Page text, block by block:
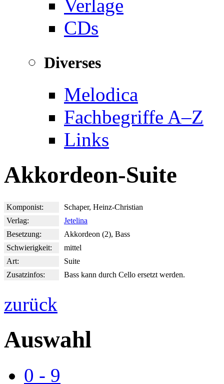
Verlage
CDs
Diverses
Melodica
Fachbegriffe A–Z
Links
Akkordeon-Suite
Komponist:
Schaper, Heinz-Christian
Verlag:
Jetelina
Besetzung:
Akkordeon (2), Bass
Schwierigkeit:
mittel
Art:
Suite
Zusatzinfos:
Bass kann durch Cello ersetzt werden.
zurück
Auswahl
0 - 9